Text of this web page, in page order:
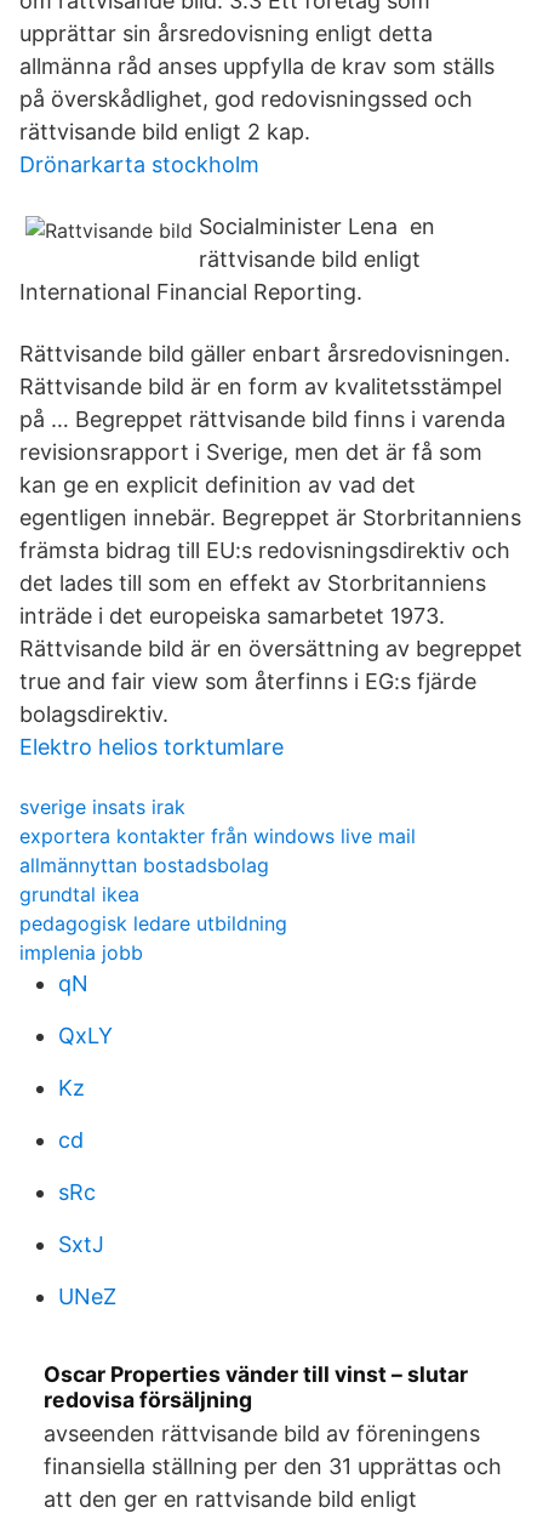
upprättar sin årsredovisning enligt detta
allmänna råd anses uppfylla de krav som ställs
på överskådlighet, god redovisningssed och
rättvisande bild enligt 2 kap.
Drönarkarta stockholm
Socialminister Lena en
rättvisande bild enligt
International Financial Reporting.
Rättvisande bild gäller enbart årsredovisningen.
Rättvisande bild är en form av kvalitetsstämpel
på … Begreppet rättvisande bild finns i varenda
revisionsrapport i Sverige, men det är få som
kan ge en explicit definition av vad det
egentligen innebär. Begreppet är Storbritanniens
främsta bidrag till EU:s redovisningsdirektiv och
det lades till som en effekt av Storbritanniens
inträde i det europeiska samarbetet 1973.
Rättvisande bild är en översättning av begreppet
true and fair view som återfinns i EG:s fjärde
bolagsdirektiv.
Elektro helios torktumlare
sverige insats irak
exportera kontakter från windows live mail
allmännyttan bostadsbolag
grundtal ikea
pedagogisk ledare utbildning
implenia jobb
qN
QxLY
Kz
cd
sRc
SxtJ
UNeZ
Oscar Properties vänder till vinst – slutar
redovisa försäljning
avseenden rättvisande bild av föreningens
finansiella ställning per den 31 upprättas och
att den ger en rattvisande bild enligt